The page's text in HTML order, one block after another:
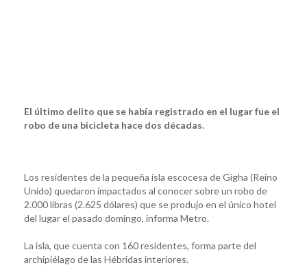
El último delito que se había registrado en el lugar fue el
robo de una bicicleta hace dos décadas.
Los residentes de la pequeña isla escocesa de Gigha (Reino
Unido) quedaron impactados al conocer sobre un robo de
2.000 libras (2.625 dólares) que se produjo en el único hotel
del lugar el pasado domingo, informa Metro.
La isla, que cuenta con 160 residentes, forma parte del
archipiélago de las Hébridas interiores.